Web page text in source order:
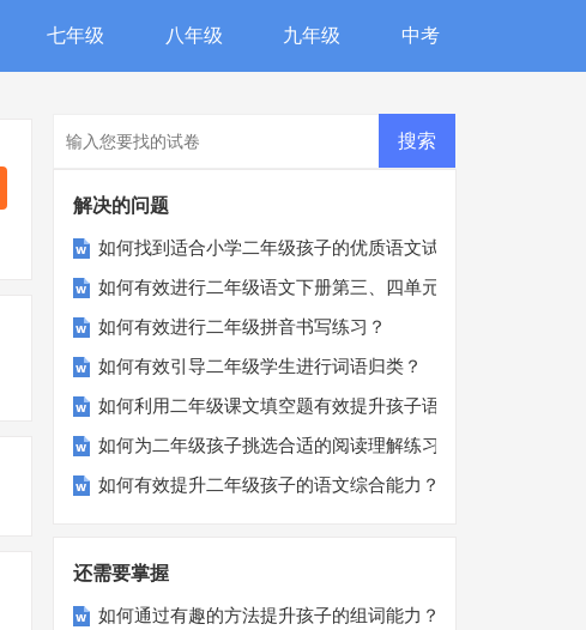
七年级 八年级 九年级 中考
解决的问题
如何找到适合小学二年级孩子的优质语文试卷？
如何有效进行二年级语文下册第三、四单元的自我检测？
如何有效进行二年级拼音书写练习？
如何有效引导二年级学生进行词语归类？
如何利用二年级课文填空题有效提升孩子语文成绩？
如何为二年级孩子挑选合适的阅读理解练习？
如何有效提升二年级孩子的语文综合能力？一份实用测试告
还需要掌握
如何通过有趣的方法提升孩子的组词能力？